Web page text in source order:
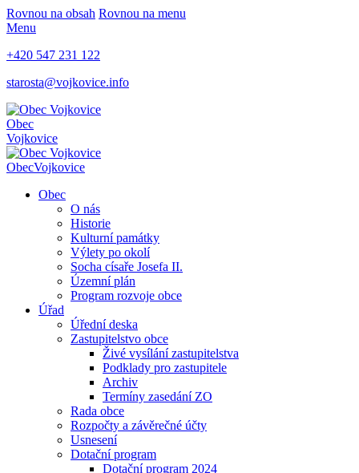
Rovnou na obsah Rovnou na menu
Menu
+420 547 231 122
starosta@vojkovice.info
Obec
Vojkovice
ObecVojkovice
Obec
O nás
Historie
Kulturní památky
Výlety po okolí
Socha císaře Josefa II.
Územní plán
Program rozvoje obce
Úřad
Úřední deska
Zastupitelstvo obce
Živé vysílání zastupitelstva
Podklady pro zastupitele
Archiv
Termíny zasedání ZO
Rada obce
Rozpočty a závěrečné účty
Usnesení
Dotační program
Dotační program 2024